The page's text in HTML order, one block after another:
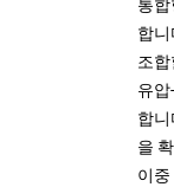
통
합
조
유
합
을
이